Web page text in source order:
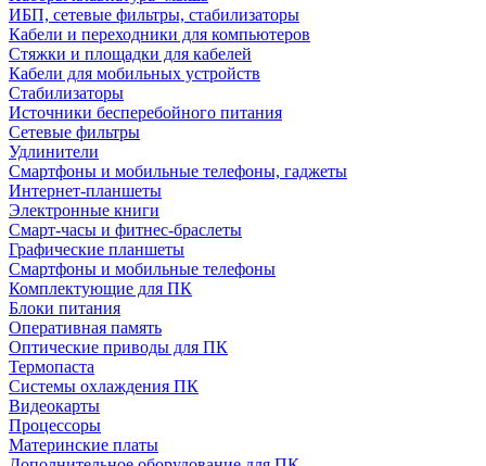
ИБП, сетевые фильтры, стабилизаторы
Кабели и переходники для компьютеров
Стяжки и площадки для кабелей
Кабели для мобильных устройств
Стабилизаторы
Источники бесперебойного питания
Сетевые фильтры
Удлинители
Смартфоны и мобильные телефоны, гаджеты
Интернет-планшеты
Электронные книги
Смарт-часы и фитнес-браслеты
Графические планшеты
Смартфоны и мобильные телефоны
Комплектующие для ПК
Блоки питания
Оперативная память
Оптические приводы для ПК
Термопаста
Системы охлаждения ПК
Видеокарты
Процессоры
Материнские платы